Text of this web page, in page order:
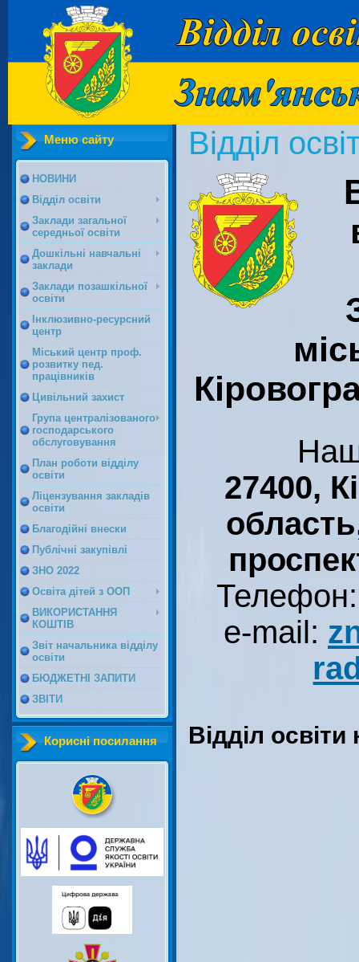
Меню сайту
НОВИНИ
Відділ освіти
Заклади загальної
середньої освіти
Дошкільні навчальні
заклади
Заклади позашкільної
освіти
Інклюзивно-ресурсний
центр
Міський центр проф.
розвитку пед.
працівників
Цивільний захист
Група централізованого
господарського
обслуговування
План роботи відділу
освіти
Ліцензування закладів
освіти
Благодійні внески
Публічні закупівлі
ЗНО 2022
Освіта дітей з ООП
ВИКОРИСТАННЯ
КОШТІВ
Звіт начальника відділу
освіти
БЮДЖЕТНІ ЗАПИТИ
ЗВІТИ
Корисні посилання
Відділ
27400,
Телефон:
e-mail:
Відділ